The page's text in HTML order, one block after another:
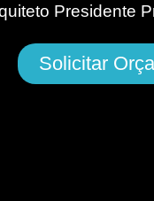
Presidente
Solicitar